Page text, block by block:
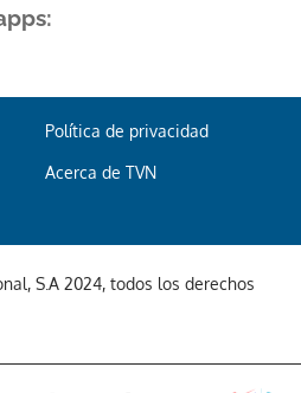
Política de privacidad
Acerca de TVN
S.A 2024, todos los derechos